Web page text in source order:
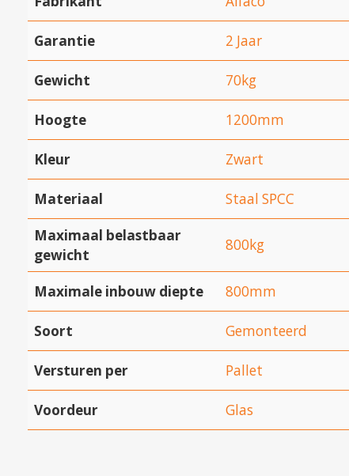
Garantie 2 Jaar
Gewicht 70kg
Hoogte 1200mm
Kleur Zwart
Materiaal
Staal SPCC
Maximaal belastbaar
gewicht
800kg
Maximale inbouw diepte 800mm
Soort Gemonteerd
Versturen per Pallet
Voordeur Glas